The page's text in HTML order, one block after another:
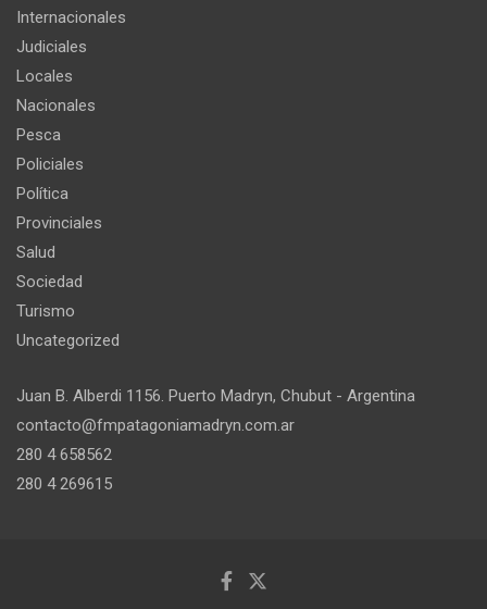
Internacionales
Judiciales
Locales
Nacionales
Pesca
Policiales
Política
Provinciales
Salud
Sociedad
Turismo
Uncategorized
Juan B. Alberdi 1156. Puerto Madryn, Chubut - Argentina
contacto@fmpatagoniamadryn.com.ar
280 4 658562
280 4 269615